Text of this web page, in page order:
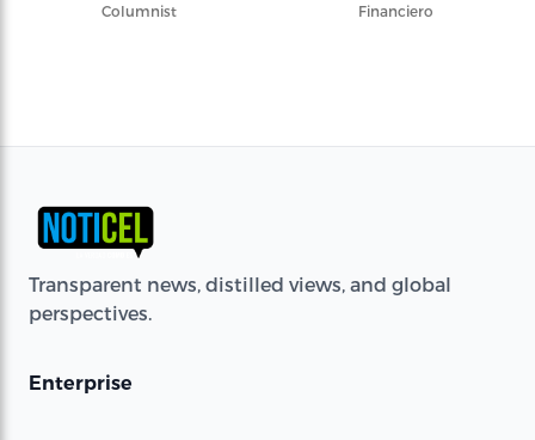
Columnist
Financiero
Transparent news, distilled views, and global
perspectives.
Enterprise